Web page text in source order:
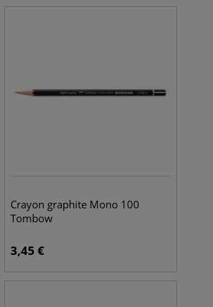
Crayon graphite Mono 100
Tombow
3,45 €